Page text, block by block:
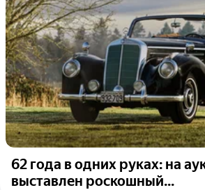
62 года в одних руках: на
выставлен роскошный...